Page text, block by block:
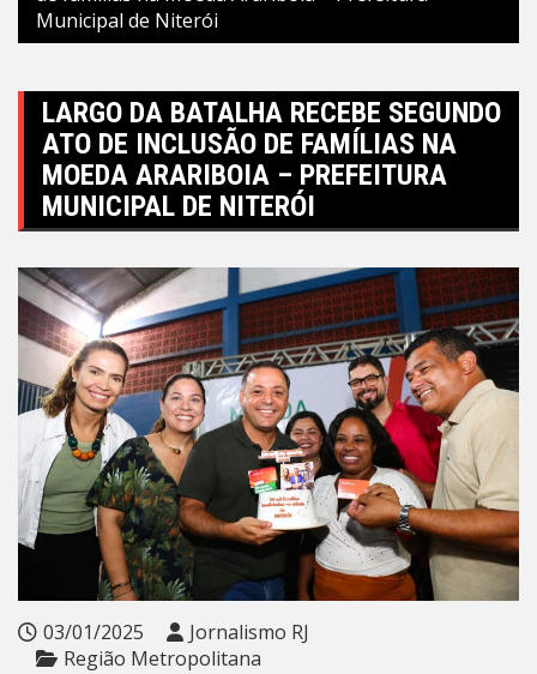
Municipal de Niterói
LARGO DA BATALHA RECEBE SEGUNDO
ATO DE INCLUSÃO DE FAMÍLIAS NA
MOEDA ARARIBOIA – PREFEITURA
MUNICIPAL DE NITERÓI
03/01/2025
Jornalismo RJ
Região Metropolitana